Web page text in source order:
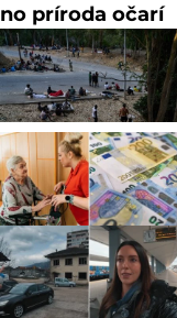
no príroda očarí